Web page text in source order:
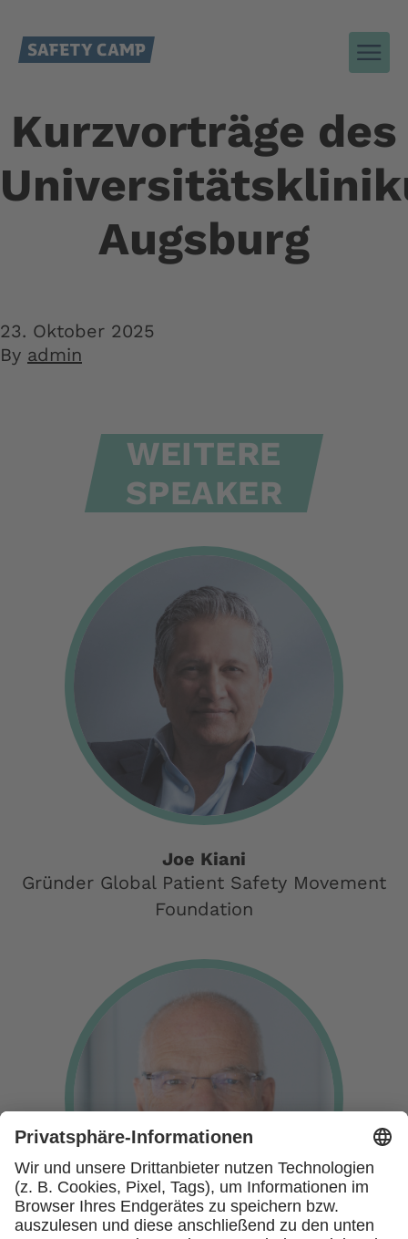
Kurzvorträge des
Augsburg
23. Oktober 2025
By admin
WEITERE
SPEAKER
Joe Kiani
Gründer Global Patient Safety Movement
Foundation